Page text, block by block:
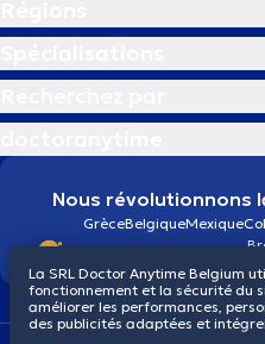
Nous révolutionnons
GrèceBelgiqueMexique
La SRL Doctor Anytime Belgium
fonctionnement et la sécurité du
améliorer les performances,
des publicités adaptées et